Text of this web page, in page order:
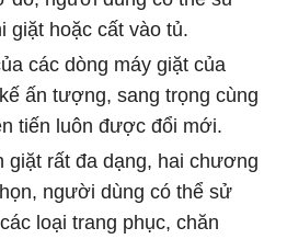
giặt hoặc cất vào tủ.
các dòng máy giặt của
ấn tượng, sang trọng cùng
tiến luôn được đổi mới.
rất đa dạng, hai chương
người dùng có thể sử
loại trang phục, chăn